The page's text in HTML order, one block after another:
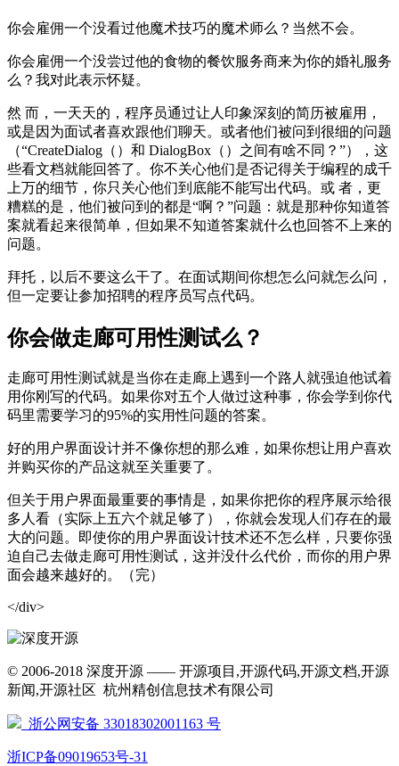
你会雇佣一个没看过他魔术技巧的魔术师么？当然不会。
你会雇佣一个没尝过他的食物的餐饮服务商来为你的婚礼服务
么？我对此表示怀疑。
然 而，一天天的，程序员通过让人印象深刻的简历被雇用，
或是因为面试者喜欢跟他们聊天。或者他们被问到很细的问题
（“CreateDialog（）和 DialogBox（）之间有啥不同？”），这
些看文档就能回答了。你不关心他们是否记得关于编程的成千
上万的细节，你只关心他们到底能不能写出代码。或 者，更
糟糕的是，他们被问到的都是“啊？”问题：就是那种你知道答
案就看起来很简单，但如果不知道答案就什么也回答不上来的
问题。
拜托，以后不要这么干了。在面试期间你想怎么问就怎么问，
但一定要让参加招聘的程序员写点代码。
你会做走廊可用性测试么？
走廊可用性测试就是当你在走廊上遇到一个路人就强迫他试着
用你刚写的代码。如果你对五个人做过这种事，你会学到你代
码里需要学习的95%的实用性问题的答案。
好的用户界面设计并不像你想的那么难，如果你想让用户喜欢
并购买你的产品这就至关重要了。
但关于用户界面最重要的事情是，如果你把你的程序展示给很
多人看（实际上五六个就足够了），你就会发现人们存在的最
大的问题。即使你的用户界面设计技术还不怎么样，只要你强
迫自己去做走廊可用性测试，这并没什么代价，而你的用户界
面会越来越好的。（完）
</div>
© 2006-2018 深度开源 —— 开源项目,开源代码,开源文档,开源
新闻,开源社区 杭州精创信息技术有限公司
浙公网安备 33018302001163 号
浙ICP备09019653号-31